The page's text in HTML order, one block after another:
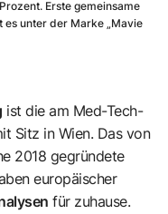
Erste gemeinsame
unter der Marke „Mavie
ist die am Med-Tech-
Sitz in Wien. Das von
2018 gegründete
europäischer
für zuhause.